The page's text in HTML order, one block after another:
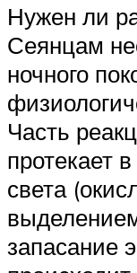
Нужен ли
Сеянцам
ночного
Часть
протекает
света
запасание